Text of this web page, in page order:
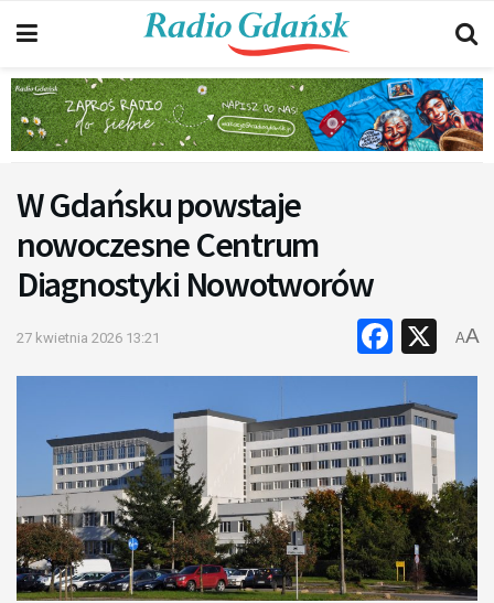
W Gdańsku powstaje
nowoczesne Centrum
Diagnostyki Nowotworów
27 kwietnia 2026 13:21 X
AA